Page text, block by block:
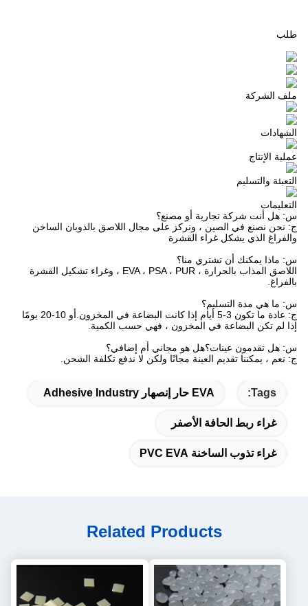
طلب
ملف الشركة
الشهادات
عملية الإنتاج
التعبئة والتسليم
التعليمات
س: هل أنت شركة تجارية أو مصنع؟
ج: نحن نصنع في الصين ، ونركز على مجال اللاصق بالذوبان الساخن
والفراغ الذي يشكل غراء القشرة
س: ماذا يمكنك أن تشتري منا؟
اللاصق المذاب بالحرارة ، EVA ، PSA ، PUR ، وغراء تشكيل القشرة
بالفراغ.
س: ما هي مدة التسليم؟
ج: عادة ما تكون 3-5 أيام إذا كانت البضاعة في المخزون.أو 10-20 يومًا
إذا لم تكن البضاعة في المخزون ، فهي حسب الكمية.
س: هل تقدمون عينات؟هل هو مجاني أم إضافي؟
ج: نعم ، يمكننا تقديم العينة مجانًا ولكن لا ندفع تكلفة الشحن.
Tags: EVA حار إنصهار Adhesive Industry
غراء ربط الحافة الأصفر
غراء تذوب الساخنة PVC EVA
Related Products